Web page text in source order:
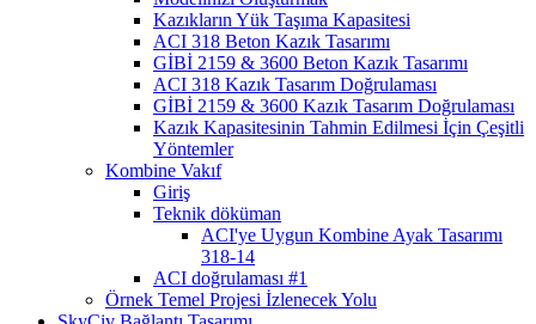
Kazıkların Yük Taşıma Kapasitesi
ACI 318 Beton Kazık Tasarımı
GİBİ 2159 & 3600 Beton Kazık Tasarımı
ACI 318 Kazık Tasarım Doğrulaması
GİBİ 2159 & 3600 Kazık Tasarım Doğrulaması
Kazık Kapasitesinin Tahmin Edilmesi İçin Çeşitli
Yöntemler
Kombine Vakıf
Giriş
Teknik döküman
ACI'ye Uygun Kombine Ayak Tasarımı
318-14
ACI doğrulaması #1
Örnek Temel Projesi İzlenecek Yolu